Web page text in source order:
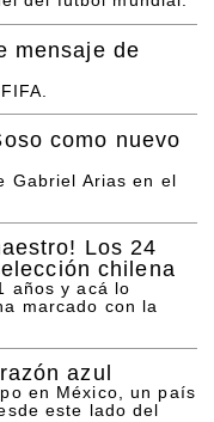
mensaje de
como nuevo
Gabriel Arias en el
Los 24
chilena
años y acá lo
marcado con la
azul
en México, un país
este lado del